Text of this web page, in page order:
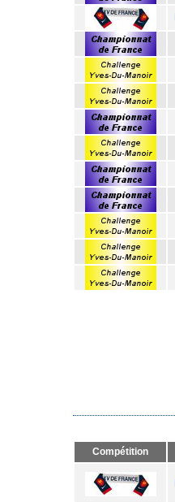
Compétition